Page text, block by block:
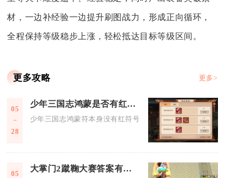
材，一边补经验一边提升刷图战力，形成正向循环，
全程保持等级稳步上涨，轻松抵达目标等级区间。
更多攻略 更多>
05
28
少年三国志鸿蒙是否有红符号
少年三国志鸿蒙符本身没有红符号，但可通过助战系统绑定
05 大掌门2蹴鞠大赛答案有多少种可能性